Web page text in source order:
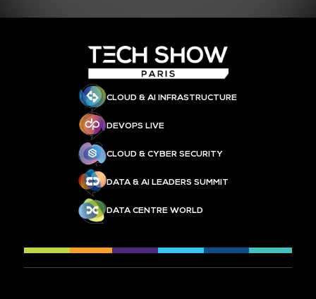
CLOUD & AI INFRASTRUCTURE
DEVOPS LIVE
CLOUD & CYBER SECURITY
DATA & AI LEADERS SUMMIT
DATA CENTRE WORLD